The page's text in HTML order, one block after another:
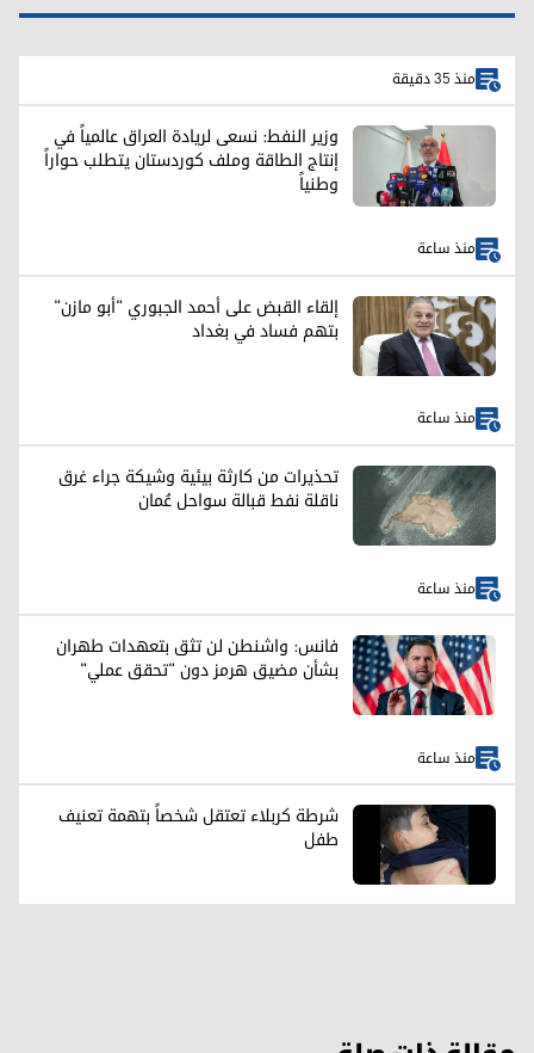
منذ 35 دقيقة
وزير النفط: نسعى لريادة العراق عالمياً في
إنتاج الطاقة وملف كوردستان يتطلب حواراً
وطنياً
منذ ساعة
إلقاء القبض على أحمد الجبوري "أبو مازن"
بتهم فساد في بغداد
منذ ساعة
تحذيرات من كارثة بيئية وشيكة جراء غرق
ناقلة نفط قبالة سواحل عُمان
منذ ساعة
فانس: واشنطن لن تثق بتعهدات طهران
بشأن مضيق هرمز دون "تحقق عملي"
منذ ساعة
شرطة كربلاء تعتقل شخصاً بتهمة تعنيف
طفل